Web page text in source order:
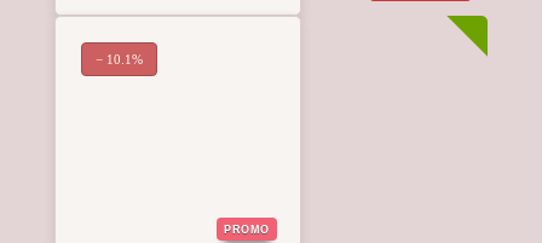
PROMO
− 10.1%